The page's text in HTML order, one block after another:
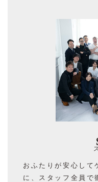
おふたりが安心して
に、スタッフ全員で